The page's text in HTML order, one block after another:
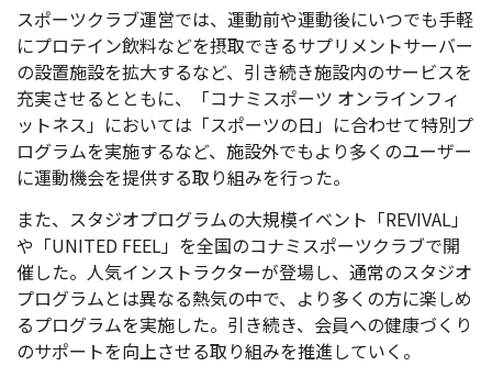
スポーツクラブ運営では、運動前や運動後にいつでも手軽
にプロテイン飲料などを摂取できるサプリメントサーバー
の設置施設を拡大するなど、引き続き施設内のサービスを
充実させるとともに、「コナミスポーツ オンラインフィ
ットネス」においては「スポーツの日」に合わせて特別プ
ログラムを実施するなど、施設外でもより多くのユーザー
に運動機会を提供する取り組みを行った。
また、スタジオプログラムの大規模イベント「REVIVAL」
や「UNITED FEEL」を全国のコナミスポーツクラブで開
催した。人気インストラクターが登場し、通常のスタジオ
プログラムとは異なる熱気の中で、より多くの方に楽しめ
るプログラムを実施した。引き続き、会員への健康づくり
のサポートを向上させる取り組みを推進していく。